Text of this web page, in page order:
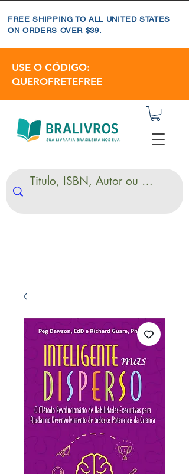
FREE SHIPPING TO ALL UNITED STATES
ON ORDERS OVER $39.
USE O CÓDIGO:
QUEROFRETEFREE